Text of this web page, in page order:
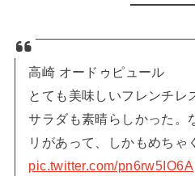
高崎 オードゥピュール
とても美味しいフレンチレ
サラダも素晴らしかった。
リがあって、しかもめちゃ
pic.twitter.com/pn6rw5IO6A